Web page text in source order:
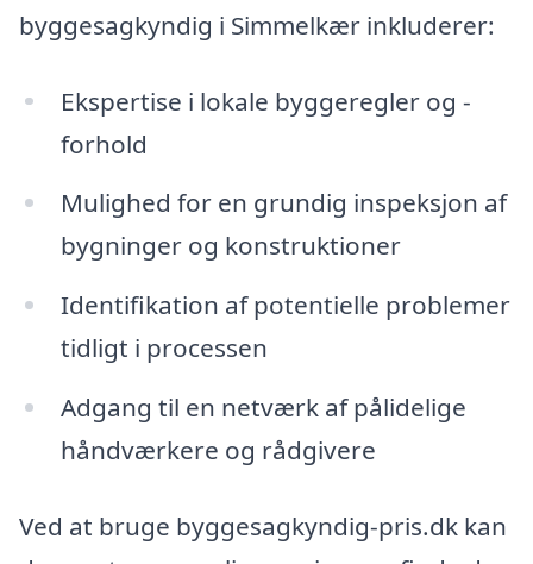
byggesagkyndig i Simmelkær inkluderer:
Ekspertise i lokale byggeregler og -
forhold
Mulighed for en grundig inspeksjon af
bygninger og konstruktioner
Identifikation af potentielle problemer
tidligt i processen
Adgang til en netværk af pålidelige
håndværkere og rådgivere
Ved at bruge byggesagkyndig-pris.dk kan